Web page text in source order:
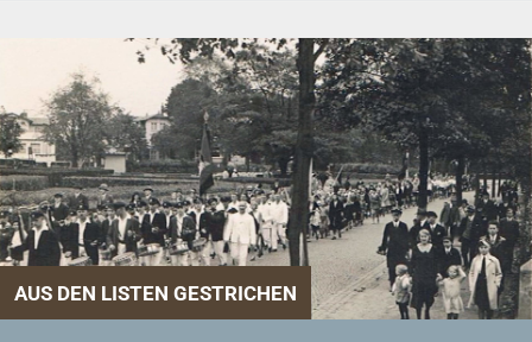
AUS DEN LISTEN GESTRICHEN